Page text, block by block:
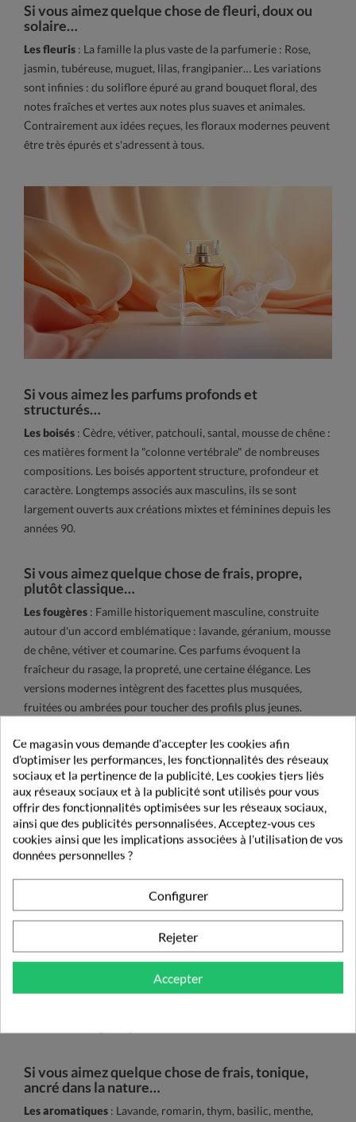
Si vous aimez quelque chose de fleuri, doux ou
solaire…
Les fleuris : La famille la plus vaste de la parfumerie : Rose,
jasmin, tubéreuse, muguet, lilas, frangipanier… Les variations
sont infinies : du soliflore épuré au grand bouquet floral, des
notes fraîches et vertes aux notes plus suaves et animales.
Contrairement aux idées reçues, les floraux modernes peuvent
être très épurés et s'adressent à tous.
Si vous aimez les parfums profonds et
structurés…
Les boisés : Cèdre, vétiver, patchouli, santal, mousse de chêne :
ces matières forment la "colonne vertébrale" de nombreuses
compositions. Les boisés apportent structure, profondeur et
caractère. Longtemps associés aux masculins, ils se sont
largement ouverts aux créations mixtes et féminines depuis les
années 90.
Si vous aimez quelque chose de frais, propre,
plutôt classique…
Les fougères : Famille historiquement masculine, construite
autour d'un accord emblématique : lavande, géranium, mousse
de chêne, vétiver et coumarine. Ces parfums évoquent la
fraîcheur du rasage, la propreté, une certaine élégance. Les
versions modernes intègrent des facettes plus musquées,
fruitées ou ambrées pour toucher des profils plus jeunes.
Si vous aimez les parfums de caractère, à la fois
frais et profonds…
Les chyprés: Ils reposent sur un accord signature : bergamote,
rose, jasmin, mousse de chêne, patchouli et labdanum. Les
chyprés sont des parfums de personnalité, affirmés, souvent
sophistiqués. On les décline aujourd'hui en versions fleuries ou
fruitées, plus accessibles.
Si vous aimez les senteurs chaudes,
enveloppantes et sensuelles…
Les orientaux: Vanille, patchouli, épices, résines… Les
marient très bien avec d'autres facettes (fleuries, boisées,
Si vous aimez quelque chose de frais, tonique,
ancré dans la nature…
Les aromatiques : Lavande, romarin, thym, basilic, menthe,
Ce magasin vous demande d'accepter les cookies afin
d'optimiser les performances, les fonctionnalités des réseaux
sociaux et la pertinence de la publicité. Les cookies tiers liés
aux réseaux sociaux et à la publicité sont utilisés pour vous
offrir des fonctionnalités optimisées sur les réseaux sociaux,
ainsi que des publicités personnalisées. Acceptez-vous ces
cookies ainsi que les implications associées à l'utilisation de vos
données personnelles ?
Configurer
Rejeter
Accepter